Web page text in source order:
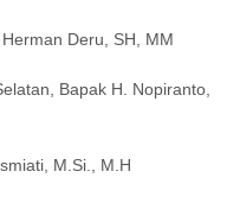
Deru, SH, MM
Bapak H. Nopiranto,
M.Si., M.H